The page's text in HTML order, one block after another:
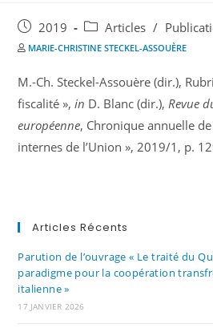
2019 Articles /
MARIE-CHRISTINE STECKEL-ASSOUÈRE
M.-Ch. Steckel-Assouère (dir.),
fiscalité »,in D. Blanc (dir.),Revue
européenne, Chronique annuelle
internes de l’Union », 2019/1, p.
Articles Récents
Parution de l’ouvrage « Le traité du
paradigme pour la coopération
italienne »
17 JANVIER 2026